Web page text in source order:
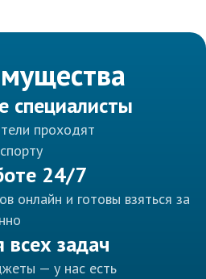
специалисты
проходят
24/7
онлайн и готовы взяться за
задач
— у нас есть